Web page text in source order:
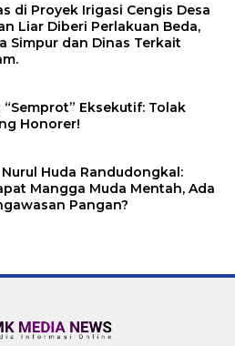
di Proyek Irigasi Cengis Desa
Liar Diberi Perlakuan Beda,
Simpur dan Dinas Terkait
“Semprot” Eksekutif: Tolak
Honorer!
Nurul Huda Randudongkal:
Mangga Muda Mentah, Ada
Pangan?